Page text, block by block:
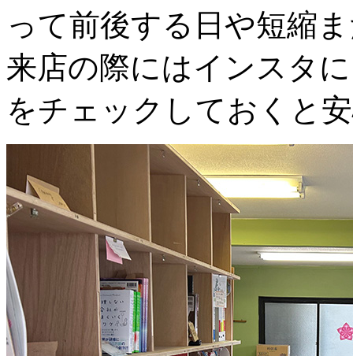
って前後する日や短縮
来店の際にはインスタ
をチェックしておくと